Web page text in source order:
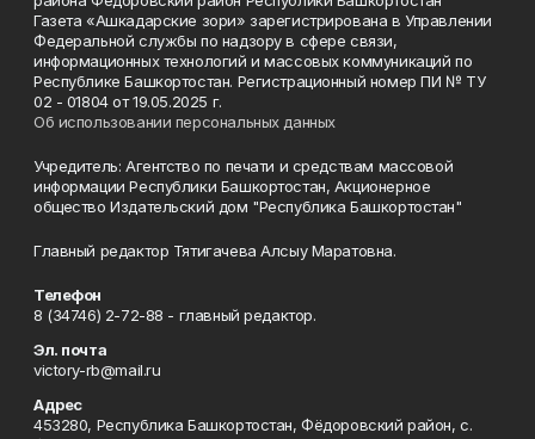
Газета «Ашкадарские зори» зарегистрирована в Управлении
Федеральной службы по надзору в сфере связи,
информационных технологий и массовых коммуникаций по
Республике Башкортостан. Регистрационный номер ПИ № ТУ
02 - 01804 от 19.05.2025 г.
Об использовании персональных данных
Учредитель: Агентство по печати и средствам массовой
информации Республики Башкортостан, Акционерное
общество Издательский дом "Республика Башкортостан"
Главный редактор Тятигачева Алсыу Маратовна.
Телефон
8 (34746) 2-72-88 - главный редактор.
Эл. почта
victory-rb@mail.ru
Адрес
453280, Республика Башкортостан, Фёдоровский район, с.